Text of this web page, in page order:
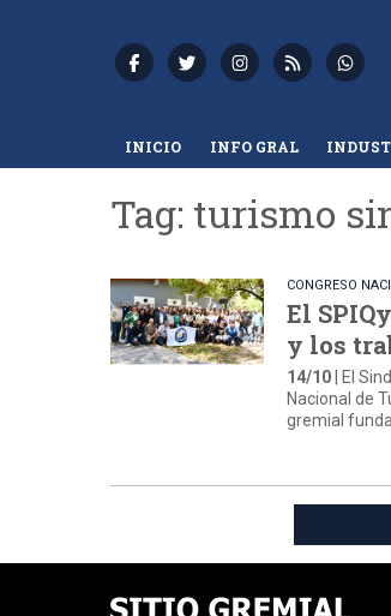
INICIO INFO GRAL
Tag: turismo
CONGRESO
El
y los
14/10 | El
Nacional de
gremial